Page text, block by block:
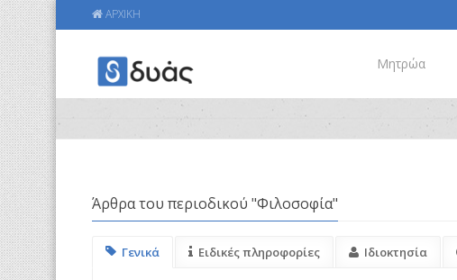
ΑΡΧΙΚΗ
Μητρώα
Άρθρα του περιοδικού "Φιλοσοφία"
Γενικά Ειδικές πληροφορίες Ιδιοκτησία